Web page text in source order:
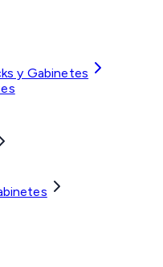
y Gabinetes